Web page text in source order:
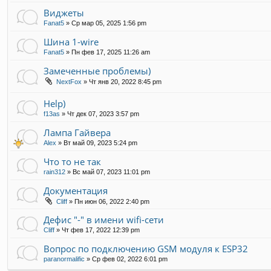
Виджеты
Fanat5 » Ср мар 05, 2025 1:56 pm
Шина 1-wire
Fanat5 » Пн фев 17, 2025 11:26 am
Замеченные проблемы)
NextFox » Чт янв 20, 2022 8:45 pm
Help)
f13as » Чт дек 07, 2023 3:57 pm
Лампа Гайвера
Alex » Вт май 09, 2023 5:24 pm
Что то не так
rain312 » Вс май 07, 2023 11:01 pm
Документация
Cliff » Пн июн 06, 2022 2:40 pm
Дефис "-" в имени wifi-сети
Cliff » Чт фев 17, 2022 12:39 pm
Вопрос по подключению GSM модуля к ESP32
paranormalific » Ср фев 02, 2022 6:01 pm